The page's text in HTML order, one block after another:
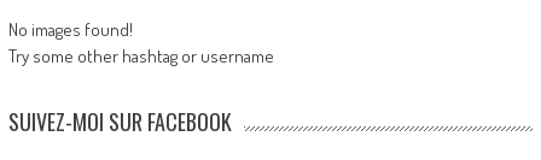
No images found!
Try some other hashtag or username
SUIVEZ-MOI SUR FACEBOOK